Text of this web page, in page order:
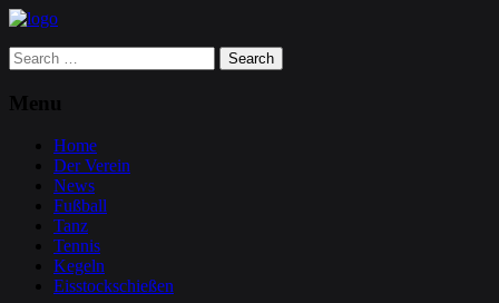
Search
for:
Menu
Home
Der Verein
News
Fußball
Tanz
Tennis
Kegeln
Eisstockschießen